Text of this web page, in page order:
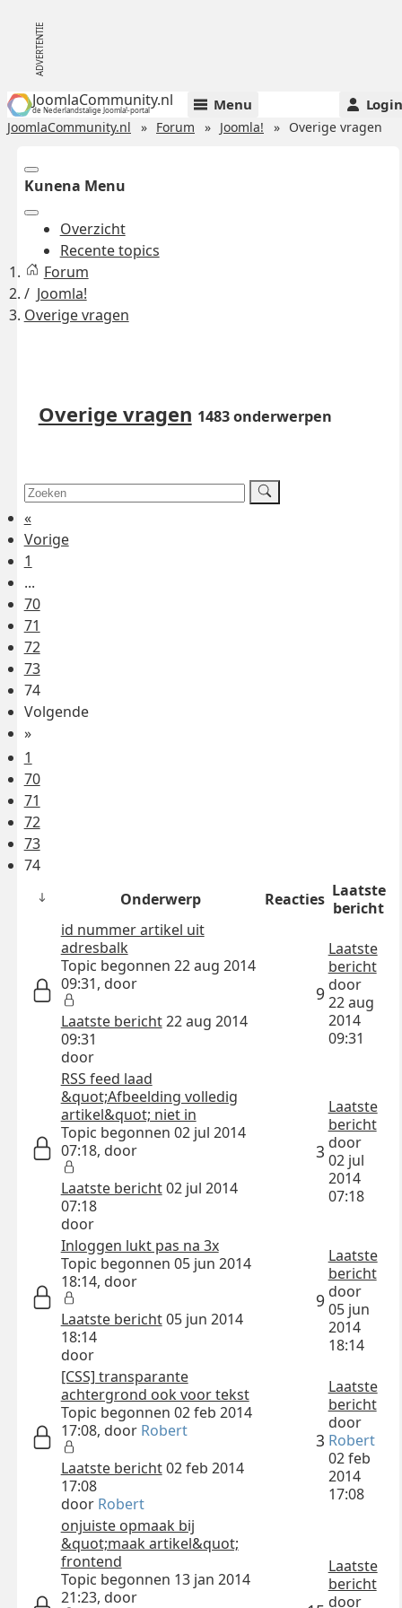
JoomlaCommunity.nl
de Nederlandstalige Joomla!-portal Menu Login
JoomlaCommunity.nl Forum Joomla! Overige vragen
Kunena Menu
Overzicht
Recente topics
Forum
Joomla!
Overige vragen
Overige vragen 1483 onderwerpen
«
Vorige
1
...
70
71
72
73
74
Volgende
»
1
70
71
72
73
74
Onderwerp
Reacties Laatste
bericht
id nummer artikel uit
adresbalk
Topic begonnen 22 aug 2014
09:31, door
Laatste bericht22 aug 2014
09:31
door
9
Laatste
bericht
door
22 aug
2014
09:31
RSS feed laad
&quot;Afbeelding volledig
artikel&quot; niet in
Topic begonnen 02 jul 2014
07:18, door
Laatste bericht02 jul 2014
07:18
door
3
Laatste
bericht
door
02 jul
2014
07:18
Inloggen lukt pas na 3x
Topic begonnen 05 jun 2014
18:14, door
Laatste bericht05 jun 2014
18:14
door
9
Laatste
bericht
door
05 jun
2014
18:14
[CSS] transparante
achtergrond ook voor tekst
Topic begonnen 02 feb 2014
17:08, door Robert
Laatste bericht02 feb 2014
17:08
door Robert
3
Laatste
bericht
door
Robert
02 feb
2014
17:08
onjuiste opmaak bij
&quot;maak artikel&quot;
frontend
Topic begonnen 13 jan 2014
21:23, door
Laatste
bericht
door